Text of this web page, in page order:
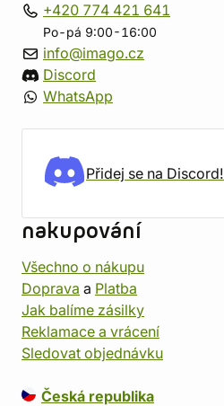
+420 774 421 641
Po-pá 9:00-16:00
info@imago.cz
Discord
WhatsApp
Přidej se na Discord!
nakupování
Všechno o nákupu
Doprava a Platba
Jak balíme zásilky
Reklamace a vrácení
Sledovat objednávku
Česká republika